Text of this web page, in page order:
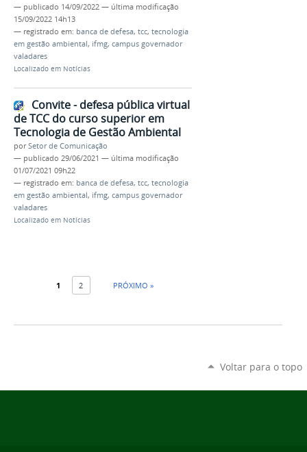
— publicado 14/09/2022 — última modificação
15/09/2022 14h13
— registrado em: banca de defesa, tcc, tecnologia
em gestão ambiental, ifmg, campus governador
valadares
Localizado em Notícias
Convite - defesa pública virtual
de TCC do curso superior em
Tecnologia de Gestão Ambiental
porSetor de Comunicação
— publicado 29/06/2021 — última modificação
01/07/2021 09h22
— registrado em: banca de defesa, tcc, tecnologia
em gestão ambiental, ifmg, campus governador
valadares
Localizado em Notícias
1 2 PRÓXIMO »
Voltar para o topo